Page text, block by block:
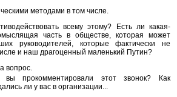
методами в том числе.
всему этому? Есть ли какая-
часть в обществе, которая может
руководителей, которые фактически не
и наш драгоценный маленький Путин?
вопрос.
прокомментировали этот звонок? Как
ли у вас в организации...